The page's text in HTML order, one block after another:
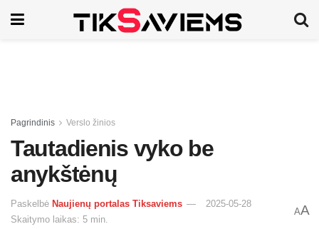
Pagrindinis Verslo žinios
Tautadienis vyko be
anykštėnų
Paskelbė Naujienų portalas Tiksaviems
2025-05-28
Skaitymo laikas: 5 min.
AA